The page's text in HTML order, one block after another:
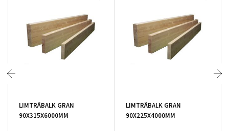
LIMTRÄBALK GRAN
90X315X6000MM
LIMTRÄBALK GRAN
90X225X4000MM